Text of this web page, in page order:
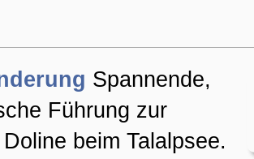
Spannende,
Führung zur
beim Talalpsee.